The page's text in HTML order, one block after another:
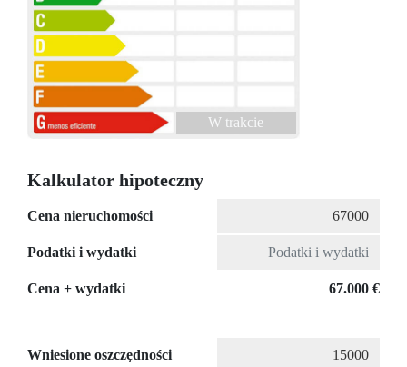
W trakcie
Kalkulator hipoteczny
Cena nieruchomości
Podatki i wydatki
Cena + wydatki 67.000 €
Wniesione oszczędności